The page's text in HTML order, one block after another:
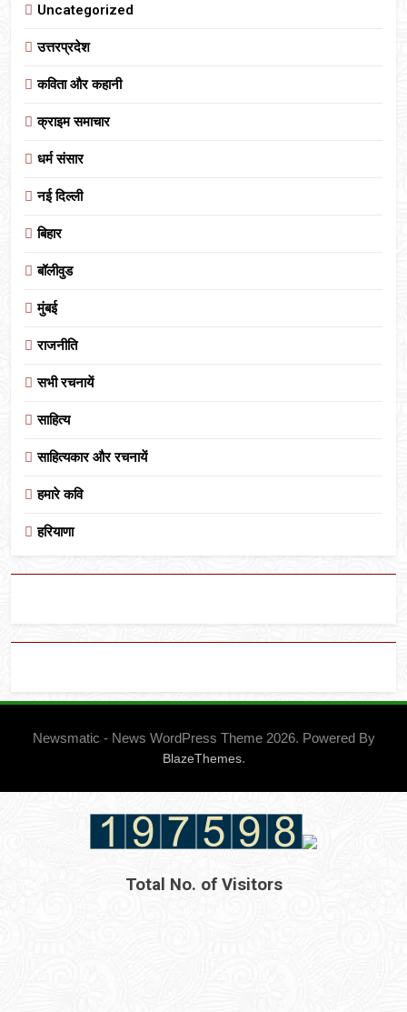
Uncategorized
उत्तरप्रदेश
कविता और कहानी
क्राइम समाचार
धर्म संसार
नई दिल्ली
बिहार
बॉलीवुड
मुंबई
राजनीति
सभी रचनायें
साहित्य
साहित्यकार और रचनायें
हमारे कवि
हरियाणा
Newsmatic - News WordPress Theme 2026. Powered By
BlazeThemes.
Total No. of Visitors